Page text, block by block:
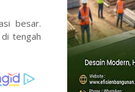
besar.
tengah